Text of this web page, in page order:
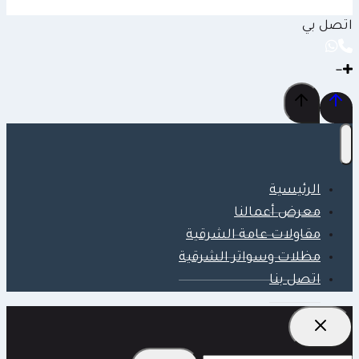
اتصل بي
الرئيسية
معرض أعمالنا
مقاولات عامة الشرقية
مظلات وسواتر الشرقية
اتصل بنا